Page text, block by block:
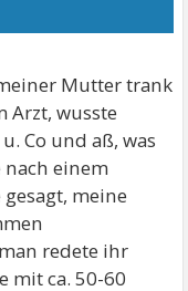
Mutter trank
Arzt, wusste
Co und aß, was
einem
meine
redete ihr
mit ca. 50-60